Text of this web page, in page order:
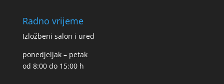
Radno vrijeme
Izložbeni salon i ured
ponedjeljak – petak
od 8:00 do 15:00 h